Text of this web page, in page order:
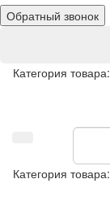
Обратный звонок
Категория товара:
Категория товара: